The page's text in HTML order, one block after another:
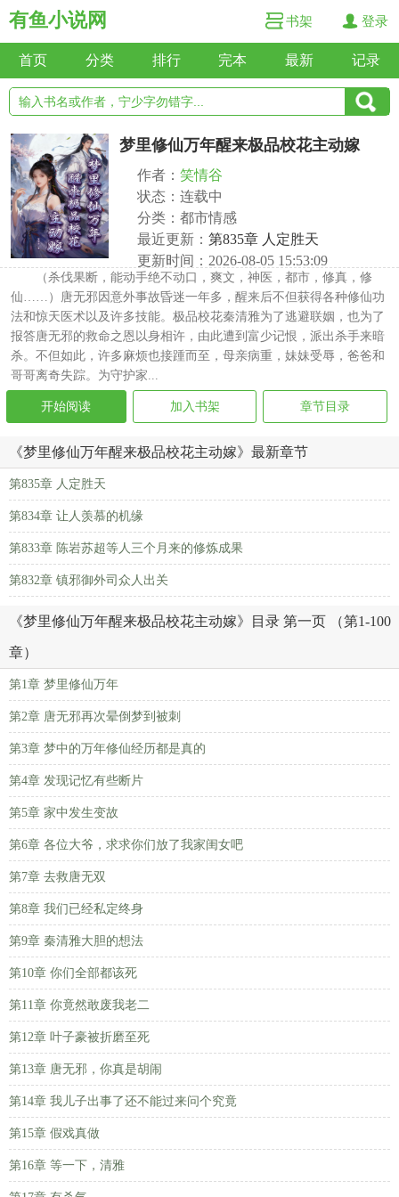
有鱼小说网 书架 登录
首页 分类 排行 完本 最新 记录
梦里修仙万年醒来极品校花主动嫁
作者： 笑情谷
状态：连载中
分类：都市情感
最近更新： 第835章 人定胜天
更新时间：2026-08-05 15:53:09
（杀伐果断，能动手绝不动口，爽文，神医，都市，修真，修
仙……）唐无邪因意外事故昏迷一年多，醒来后不但获得各种修仙功
法和惊天医术以及许多技能。极品校花秦清雅为了逃避联姻，也为了
报答唐无邪的救命之恩以身相许，由此遭到富少记恨，派出杀手来暗
杀。不但如此，许多麻烦也接踵而至，母亲病重，妹妹受辱，爸爸和
哥哥离奇失踪。为守护家...
开始阅读 加入书架 章节目录
《梦里修仙万年醒来极品校花主动嫁》最新章节
第835章 人定胜天
第834章 让人羡慕的机缘
第833章 陈岩苏超等人三个月来的修炼成果
第832章 镇邪御外司众人出关
《梦里修仙万年醒来极品校花主动嫁》目录 第一页 （第1-100
章）
第1章 梦里修仙万年
第2章 唐无邪再次晕倒梦到被刺
第3章 梦中的万年修仙经历都是真的
第4章 发现记忆有些断片
第5章 家中发生变故
第6章 各位大爷，求求你们放了我家闺女吧
第7章 去救唐无双
第8章 我们已经私定终身
第9章 秦清雅大胆的想法
第10章 你们全部都该死
第11章 你竟然敢废我老二
第12章 叶子豪被折磨至死
第13章 唐无邪，你真是胡闹
第14章 我儿子出事了还不能过来问个究竟
第15章 假戏真做
第16章 等一下，清雅